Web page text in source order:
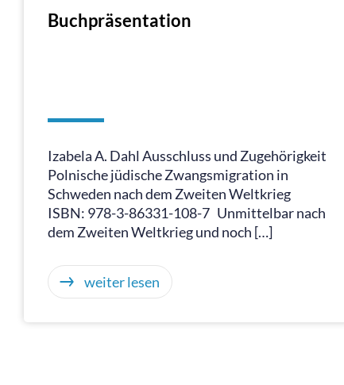
Buchpräsentation
Izabela A. Dahl Ausschluss und Zugehörigkeit
Polnische jüdische Zwangsmigration in
Schweden nach dem Zweiten Weltkrieg
ISBN: 978-3-86331-108-7 Unmittelbar nach
dem Zweiten Weltkrieg und noch […]
weiter lesen